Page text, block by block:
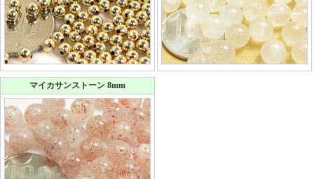
マイカサンストーン 8mm